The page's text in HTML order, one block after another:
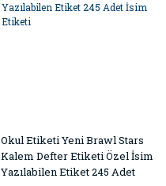
Okul Etiketi Yeni Brawl Stars
Kalem Defter Etiketi Özel İsim
Yazılabilen Etiket 245 Adet